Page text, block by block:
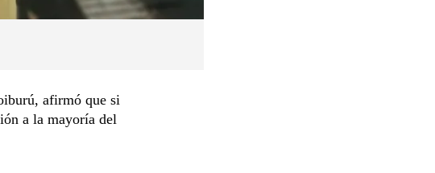
afirmó que si
a la mayoría del